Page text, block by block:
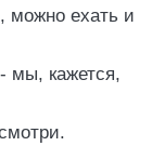
можно ехать и
мы, кажется,